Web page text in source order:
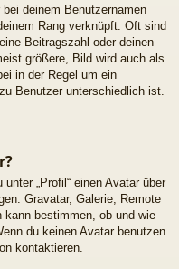
deinem Benutzernamen
Rang verknüpft: Oft sind
Beitragszahl oder deinen
größere, Bild wird auch als
in der Regel um ein
Benutzer unterschiedlich ist.
„Profil“ einen Avatar über
Gravatar, Galerie, Remote
kann bestimmen, ob und wie
du keinen Avatar benutzen
kontaktieren.